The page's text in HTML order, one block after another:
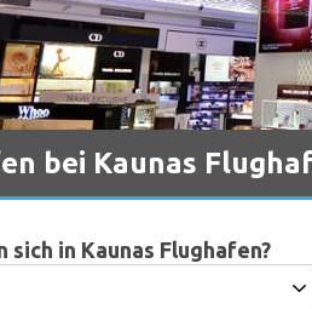
bei Kaunas
in Kaunas Flughafen?